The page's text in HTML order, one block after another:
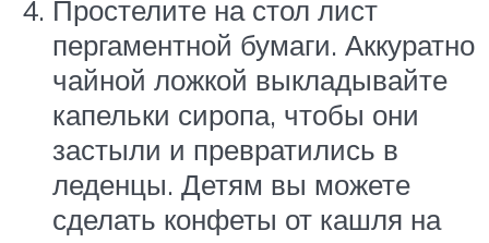
Простелите на стол лист
пергаментной бумаги. Аккуратно
чайной ложкой выкладывайте
капельки сиропа, чтобы они
застыли и превратились в
леденцы. Детям вы можете
сделать конфеты от кашля на